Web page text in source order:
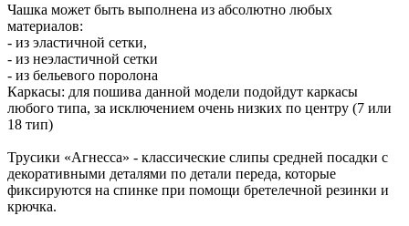
Чашка может быть выполнена из абсолютно любых
материалов:
- из эластичной сетки,
- из неэластичной сетки
- из бельевого поролона
Каркасы: для пошива данной модели подойдут каркасы
любого типа, за исключением очень низких по центру (7 или
18 тип)
Трусики «Агнесса» - классические слипы средней посадки с
декоративными деталями по детали переда, которые
фиксируются на спинке при помощи бретелечной резинки и
крючка.